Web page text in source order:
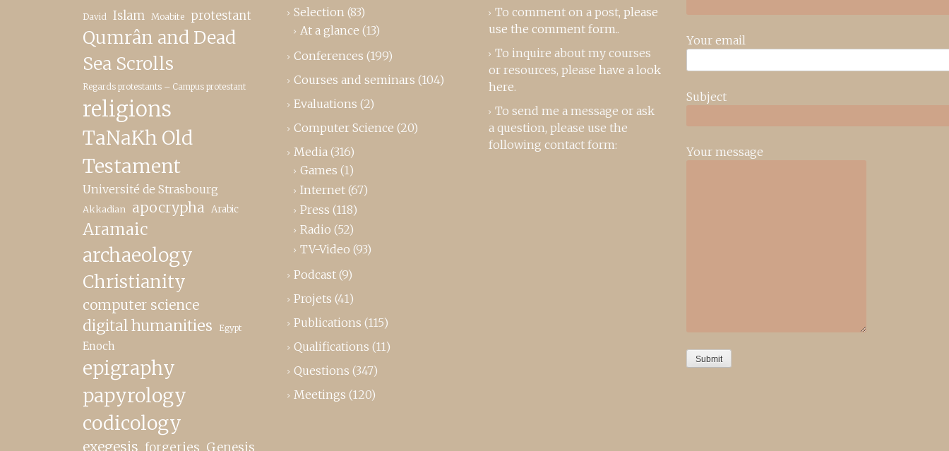
David Islam Moabite protestant
Qumrân and Dead
Sea Scrolls
Regards protestants – Campus protestant
religions
TaNaKh Old
Testament
Université de Strasbourg
Akkadian apocrypha Arabic
Aramaic
archaeology
Christianity
computer science
digital humanities Egypt
Enoch
epigraphy
papyrology
codicology
exegesis forgeries Genesis
Selection (83)
At a glance (13)
Conferences (199)
Courses and seminars (104)
Evaluations (2)
Computer Science (20)
Media (316)
Games (1)
Internet (67)
Press (118)
Radio (52)
TV-Video (93)
Podcast (9)
Projets (41)
Publications (115)
Qualifications (11)
Questions (347)
Meetings (120)
To comment on a post, please
use the comment form..
To inquire about my courses
or resources, please have a look
here.
To send me a message or ask
a question, please use the
following contact form:
Your email
Subject
Your message